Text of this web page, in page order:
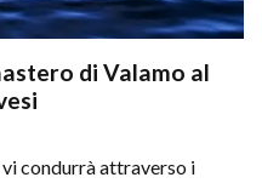
di Valamo al
condurrà attraverso i